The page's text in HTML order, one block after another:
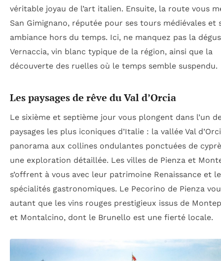
véritable joyau de l’art italien. Ensuite, la route vous
San Gimignano, réputée pour ses tours médiévales et
ambiance hors du temps. Ici, ne manquez pas la
Vernaccia, vin blanc typique de la région, ainsi que la
découverte des ruelles où le temps semble suspendu.
Les paysages de rêve du Val d’Orcia
Le sixième et septième jour vous plongent dans l’un
paysages les plus iconiques d’Italie : la vallée Val
panorama aux collines ondulantes ponctuées de
une exploration détaillée. Les villes de Pienza et
s’offrent à vous avec leur patrimoine Renaissance et
spécialités gastronomiques. Le Pecorino de Pienza
autant que les vins rouges prestigieux issus de
et Montalcino, dont le Brunello est une fierté locale.